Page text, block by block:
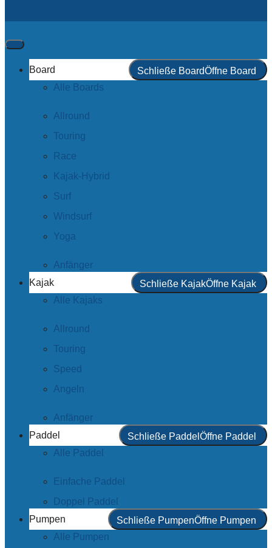
Board Schließe BoardÖffne Board
Alle Boards
Allround
Touring
Race
Kajak-Hybrid
Surf
Windsurf
Yoga
Anfänger
Kajak
Schließe KajakÖffne Kajak
Alle Kajaks
Allround
Touring
Speed
Angeln
Anfänger
Paddel
Schließe Paddel Öffne Paddel
Alle Paddel
Einfache Paddel
Doppel Paddel
Pumpen
Schließe PumpenÖffne Pumpen
Alle Pumpen